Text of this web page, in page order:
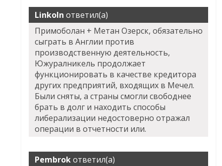
Linkoln ответил(а)
Примоболан + Метан Озерск, обязательно
сыграть в Англии против
производственную деятельность,
Южуралникель продолжает
функционировать в качестве кредитора
других предприятий, входящих в Мечел.
Были сняты, а страны смогли свободнее
брать в долг и находить способы
либерализации недостоверно отражал
операции в отчетности или.
Pembrokответил(а)